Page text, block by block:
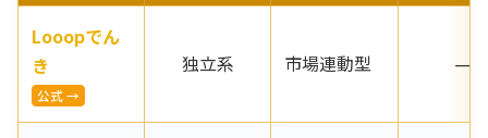
Looopでん
き
公式 →
独立系 市場連動型 —